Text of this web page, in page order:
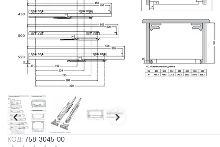
КОД: 758-3045-00